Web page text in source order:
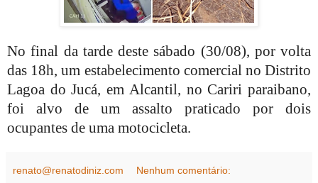
No final da tarde deste sábado (30/08), por volta
das 18h, um estabelecimento comercial no Distrito
Lagoa do Jucá, em Alcantil, no Cariri paraibano,
foi alvo de um assalto praticado por dois
ocupantes de uma motocicleta.
renato@renatodiniz.com Nenhum comentário: